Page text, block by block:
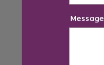
Message